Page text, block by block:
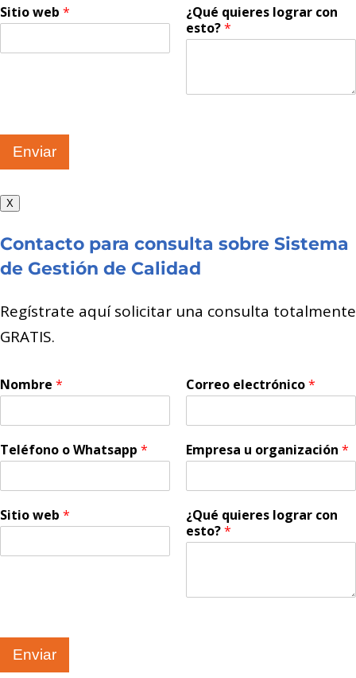
Sitio web *
¿Qué quieres lograr con
esto?*
Enviar
X
Contacto para consulta sobre Sistema
de Gestión de Calidad
Regístrate aquí solicitar una consulta totalmente
GRATIS.
Nombre * Correo electrónico*
Teléfono o Whatsapp * Empresa u organización *
Sitio web *
¿Qué quieres lograr con
esto?*
Enviar